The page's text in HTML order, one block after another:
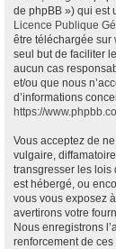
de phpBB ») qui est
Licence Publique
être téléchargée sur
seul but de faciliter
aucun cas
et/ou que nous
d’informations
https://
Vous acceptez de
vulgaire,
transgresser les lois
est hébergé, ou
vous vous exposez
avertirons votre
Nous enregistrons
renforcement de